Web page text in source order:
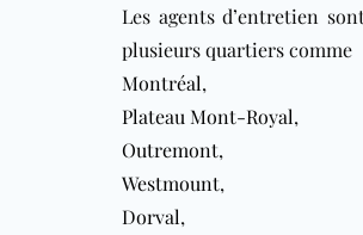
Les agents d’entretien
plusieurs quartiers comme
Montréal,
Plateau Mont-Royal,
Outremont,
Westmount,
Dorval,